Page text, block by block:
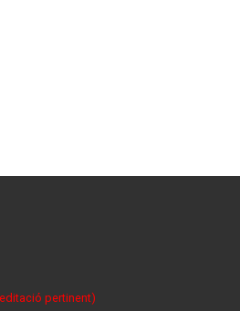
pertinent)